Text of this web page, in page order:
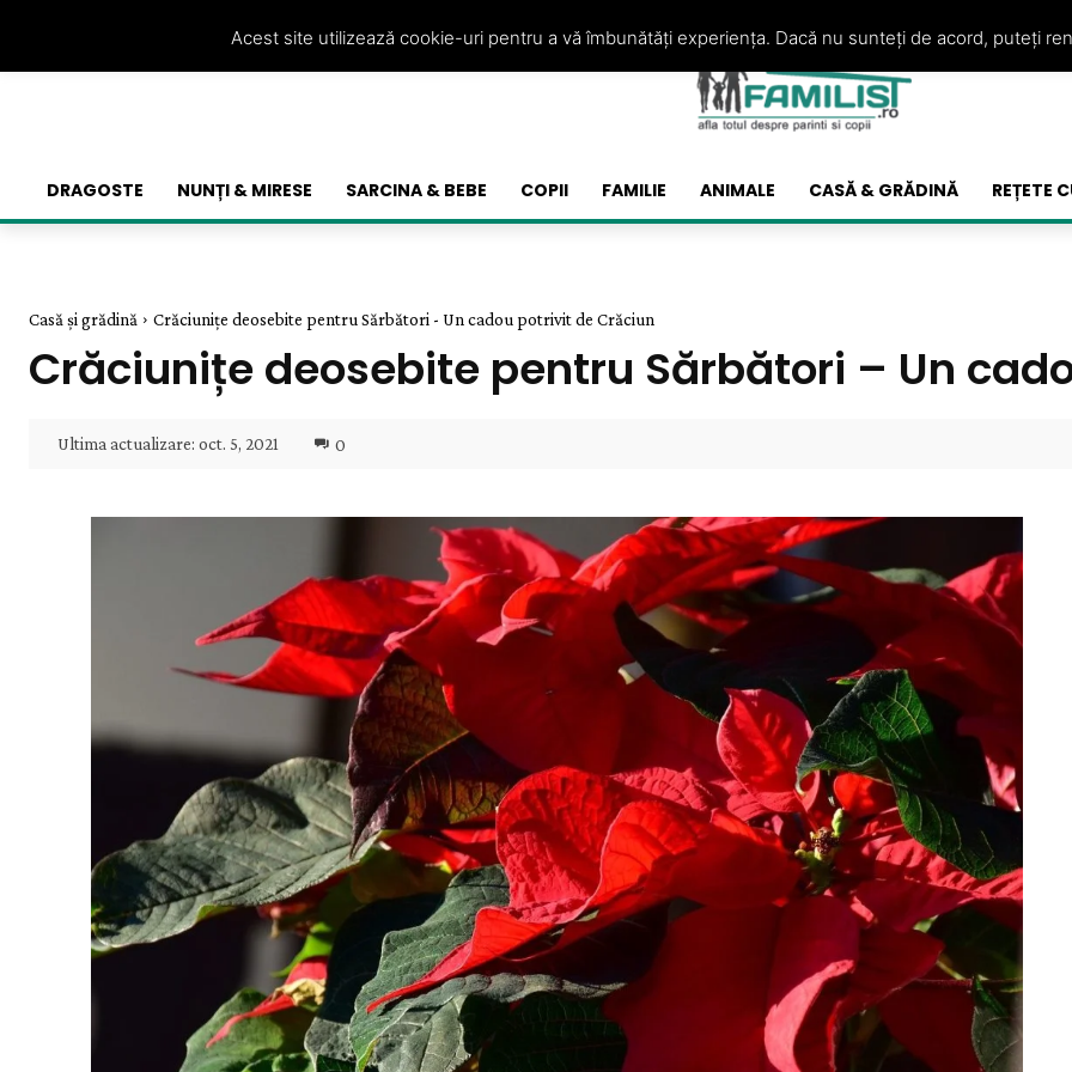
DRAGOSTE NUNȚI & MIRESE SARCINA & BEBE COPII FAMILIE ANIMALE CASĂ & GRĂDINĂ REȚETE
Casă și grădină Crăciunițe deosebite pentru Sărbători - Un cadou potrivit de Crăciun
Crăciunițe deosebite pentru Sărbători – Un
Ultima actualizare: oct. 5, 2021 0
Acest site utilizează cookie-uri pentru a vă îmbunătăți experiența. Dacă nu sunteți de acord, puteți